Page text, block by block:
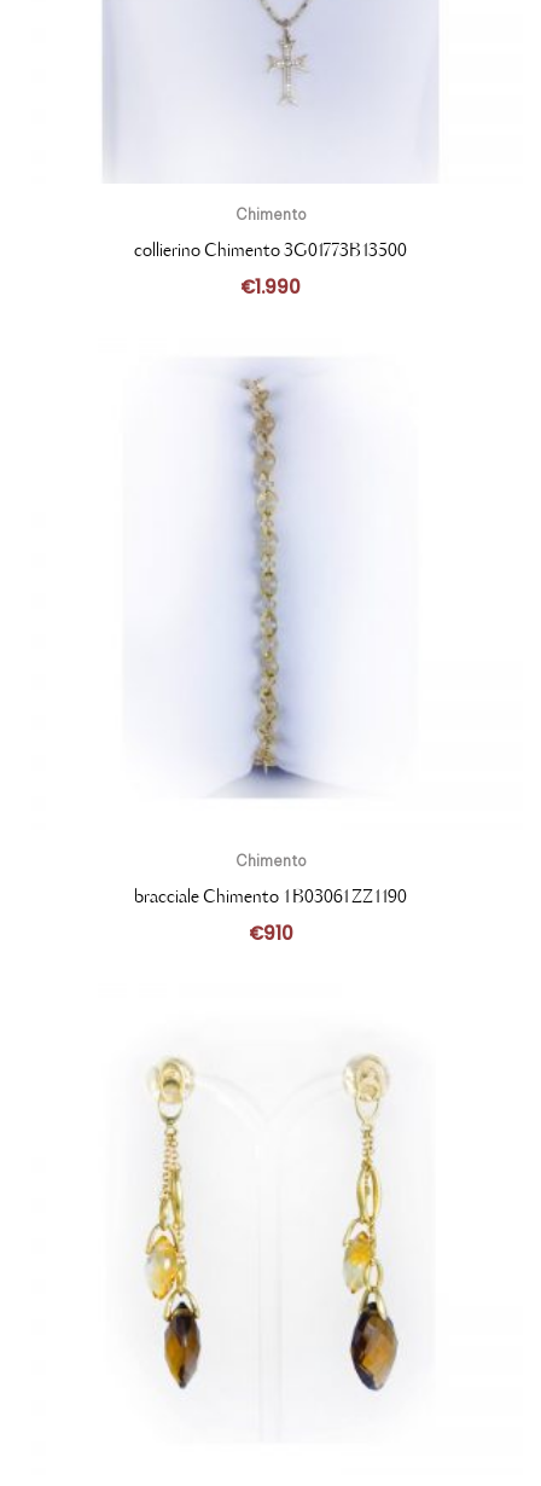
Chimento
collierino Chimento 3G01773B13500
€1.990
Chimento
bracciale Chimento 1B03061ZZ1190
€910